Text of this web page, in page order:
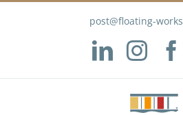
post@floating-
LinkedIn